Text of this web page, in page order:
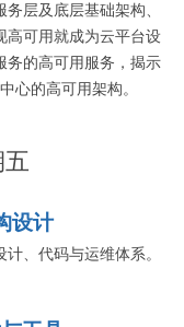
层及底层基础架构、
高可用就成为云平台设
务的高可用服务，揭示
心的高可用架构。
五
设计
、代码与运维体系。